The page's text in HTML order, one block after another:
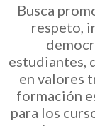
Busca
respeto,
estudiantes,
en valores
formación
para los